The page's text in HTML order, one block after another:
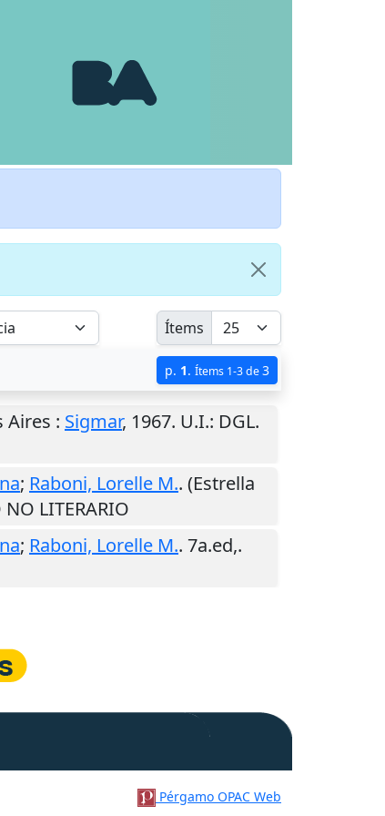
Ítems
p. 1. Ítems 1-3 de3
Aires : Sigmar, 1967. U.I.: DGL.
; Raboni, Lorelle M.. (Estrella
LITERARIO
; Raboni, Lorelle M.. 7a.ed,.
Pérgamo OPAC Web